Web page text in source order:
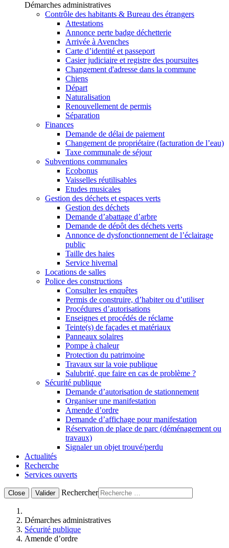
Démarches administratives
Contrôle des habitants & Bureau des étrangers
Attestations
Annonce perte badge déchetterie
Arrivée à Avenches
Carte d’identité et passeport
Casier judiciaire et registre des poursuites
Changement d'adresse dans la commune
Chiens
Départ
Naturalisation
Renouvellement de permis
Séparation
Finances
Demande de délai de paiement
Changement de propriétaire (facturation de l’eau)
Taxe communale de séjour
Subventions communales
Ecobonus
Vaisselles réutilisables
Etudes musicales
Gestion des déchets et espaces verts
Gestion des déchets
Demande d’abattage d’arbre
Demande de dépôt des déchets verts
Annonce de dysfonctionnement de l’éclairage
public
Taille des haies
Service hivernal
Locations de salles
Police des constructions
Consulter les enquêtes
Permis de construire, d’habiter ou d’utiliser
Procédures d’autorisations
Enseignes et procédés de réclame
Teinte(s) de façades et matériaux
Panneaux solaires
Pompe à chaleur
Protection du patrimoine
Travaux sur la voie publique
Salubrité, que faire en cas de problème ?
Sécurité publique
Demande d’autorisation de stationnement
Organiser une manifestation
Amende d’ordre
Demande d’affichage pour manifestation
Réservation de place de parc (déménagement ou
travaux)
Signaler un objet trouvé/perdu
Actualités
Recherche
Services ouverts
Close Valider Rechercher
Démarches administratives
Sécurité publique
Amende d’ordre